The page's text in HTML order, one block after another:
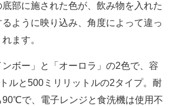
部に施された色が、飲み物を入れた
ように映り込み、角度によって違っ
ます。
ボー」と「オーロラ」の2色で、容
ルと500ミリリットルの2タイプ。耐
90℃で、電子レンジと食洗機は使用不